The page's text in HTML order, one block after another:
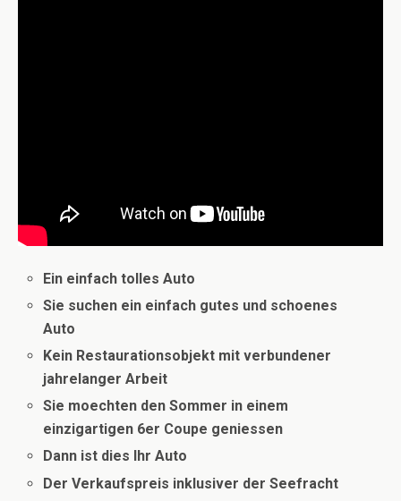
Ein einfach tolles Auto
Sie suchen ein einfach gutes und schoenes
Auto
Kein Restaurationsobjekt mit verbundener
jahrelanger Arbeit
Sie moechten den Sommer in einem
einzigartigen 6er Coupe geniessen
Dann ist dies Ihr Auto
Der Verkaufspreis inklusiver der Seefracht